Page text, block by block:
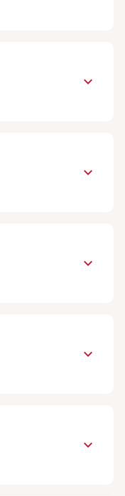
keyboard_arrow_down
keyboard_arrow_down
keyboard_arrow_down
keyboard_arrow_down
keyboard_arrow_down